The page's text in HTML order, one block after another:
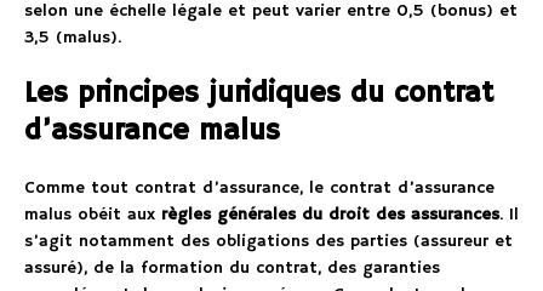
selon une échelle légale et peut varier entre 0,5 (bonus) et
3,5 (malus).
Les principes juridiques du contrat
d’assurance malus
Comme tout contrat d’assurance, le contrat d’assurance
malus obéit aux règles générales du droit des assurances. Il
s’agit notamment des obligations des parties (assureur et
assuré), de la formation du contrat, des garanties